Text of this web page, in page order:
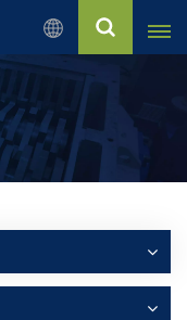
Español